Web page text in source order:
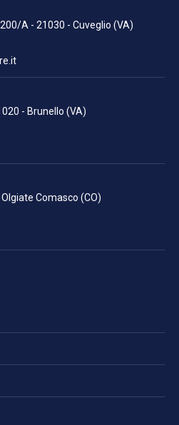
A - 21030 - Cuveglio (VA)
- Brunello (VA)
Comasco (CO)